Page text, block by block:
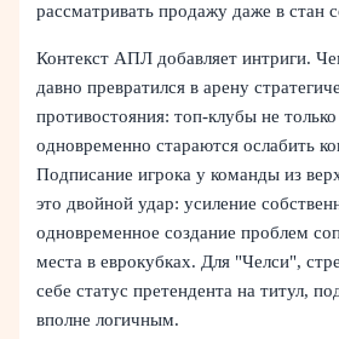
рассматривать продажу даже в стан
Контекст АПЛ добавляет интриги.
давно превратился в арену
противостояния: топ-клубы не
одновременно стараются ослабить
Подписание игрока у команды из
это двойной удар: усиление
одновременное создание проблем
места в еврокубках. Для "Челси",
себе статус претендента на титул,
вполне логичным.